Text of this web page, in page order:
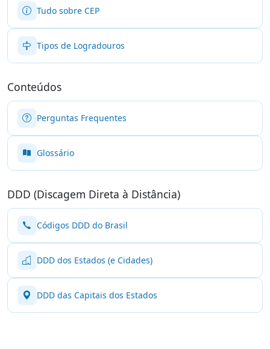
Tudo sobre CEP
Tipos de Logradouros
Conteúdos
Perguntas Frequentes
Glossário
DDD (Discagem Direta à Distância)
Códigos DDD do Brasil
DDD dos Estados (e Cidades)
DDD das Capitais dos Estados